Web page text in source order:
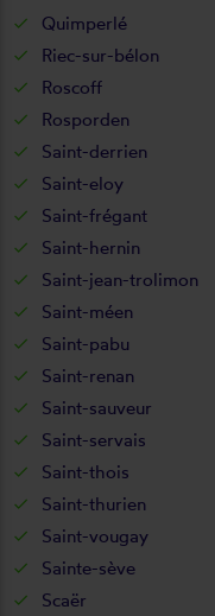
Quimperlé
Riec-sur-bélon
Roscoff
Rosporden
Saint-derrien
Saint-eloy
Saint-frégant
Saint-hernin
Saint-jean-trolimon
Saint-méen
Saint-pabu
Saint-renan
Saint-sauveur
Saint-servais
Saint-thois
Saint-thurien
Saint-vougay
Sainte-sève
Scaër